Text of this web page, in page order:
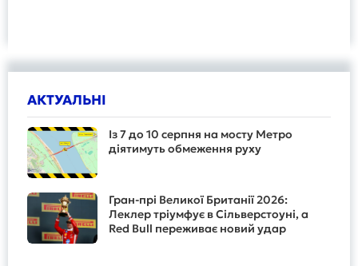
АКТУАЛЬНІ
Із 7 до 10 серпня на мосту Метро
діятимуть обмеження руху
Гран-прі Великої Британії 2026:
Леклер тріумфує в Сільверстоуні, а
Red Bull переживає новий удар